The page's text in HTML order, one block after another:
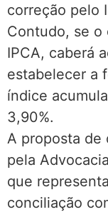
correção pelo
Contudo, se o
IPCA, caberá
estabelecer a
índice
3,90%.
A proposta de
pela
que
conciliação